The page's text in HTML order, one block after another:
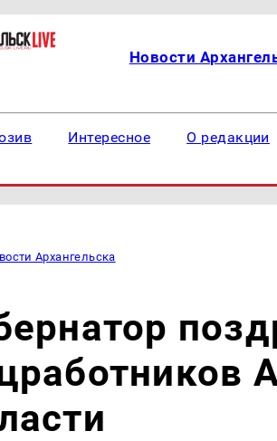
Новости
Интересное О редакции
Архангельска